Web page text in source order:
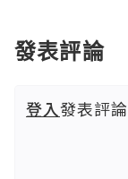
發表評論
登入發表評論